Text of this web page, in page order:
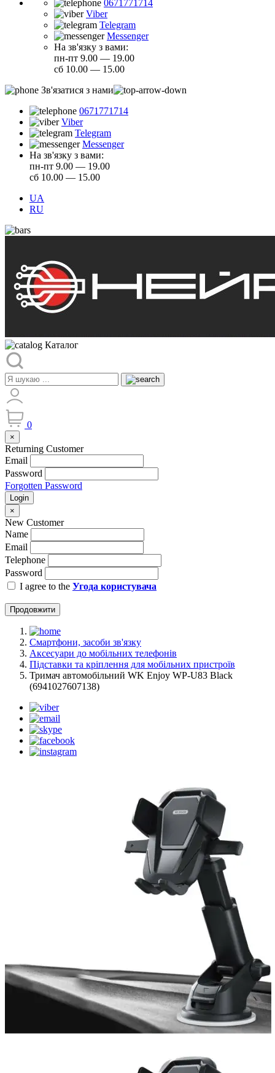
0671771714
Viber
Telegram
Messenger
На зв'язку з вами:
пн-пт 9.00 — 19.00
сб 10.00 — 15.00
Зв'язатися з нами
0671771714
Viber
Telegram
Messenger
На зв'язку з вами:
пн-пт 9.00 — 19.00
сб 10.00 — 15.00
UA
RU
Каталог
0
×
Returning Customer
Email
Password
Forgotten Password
Login
×
New Customer
Name
Email
Telephone
Password
I agree to the Угода користувача
Продовжити
Смартфони, засоби зв'язку
Аксесуари до мобільних телефонів
Підставки та кріплення для мобільних пристроїв
Тримач автомобільний WK Enjoy WP-U83 Black
(6941027607138)